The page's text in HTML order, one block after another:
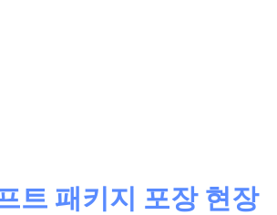
트 패키지 포장 현장